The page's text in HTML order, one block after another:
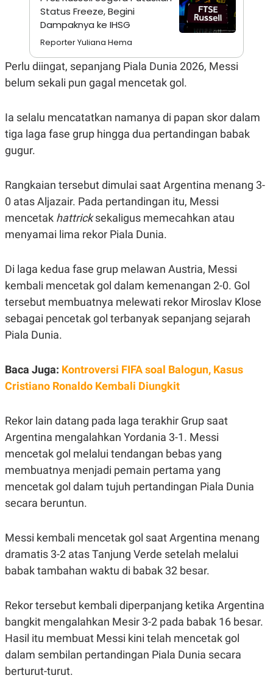
N
T
E
N
L
E
S
R
KANAL
U
S
A
D
A
T
A
M
A
G
S
N
A
V
P
S
U
JARINGAN
O
N
T
A
A
D
E
R
E
S
E
E
A
S
I
A
N
G
G
I
N
E
R
Status Freeze, Begini
Dampaknya ke IHSG
Reporter Yuliana Hema
Perlu diingat, sepanjang Piala Dunia 2026, Messi
belum sekali pun gagal mencetak gol.
Ia selalu mencatatkan namanya di papan skor dalam
tiga laga fase grup hingga dua pertandingan babak
gugur.
Rangkaian tersebut dimulai saat Argentina menang 3-
0 atas Aljazair. Pada pertandingan itu, Messi
mencetak hattricksekaligus memecahkan atau
menyamai lima rekor Piala Dunia.
Di laga kedua fase grup melawan Austria, Messi
kembali mencetak gol dalam kemenangan 2-0. Gol
tersebut membuatnya melewati rekor Miroslav Klose
sebagai pencetak gol terbanyak sepanjang sejarah
Piala Dunia.
Baca Juga: Kontroversi FIFA soal Balogun, Kasus
Cristiano Ronaldo Kembali Diungkit
Rekor lain datang pada laga terakhir Grup saat
Argentina mengalahkan Yordania 3-1. Messi
mencetak gol melalui tendangan bebas yang
membuatnya menjadi pemain pertama yang
mencetak gol dalam tujuh pertandingan Piala Dunia
secara beruntun.
Messi kembali mencetak gol saat Argentina menang
dramatis 3-2 atas Tanjung Verde setelah melalui
babak tambahan waktu di babak 32 besar.
Rekor tersebut kembali diperpanjang ketika Argentina
bangkit mengalahkan Mesir 3-2 pada babak 16 besar.
Hasil itu membuat Messi kini telah mencetak gol
dalam sembilan pertandingan Piala Dunia secara
berturut-turut.